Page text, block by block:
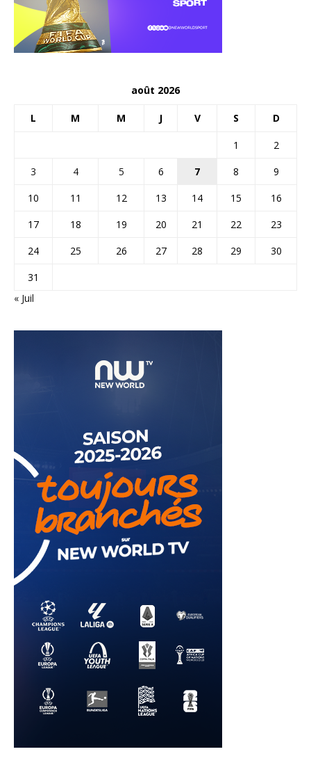
août 2026
L M M J V S D
1
2
3
4 5 6 7 8
9
10
11 12 13 14 15
16
17
18 19 20 21 22
23
24
25 26 27 28 29
30
31
« Juil